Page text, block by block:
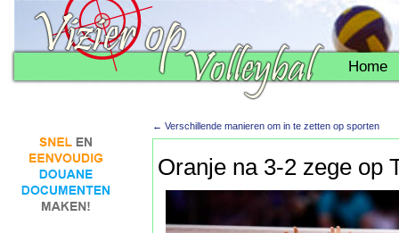
Home
← Verschillende manieren om in te zetten op sporten
Oranje na 3-2 zege op